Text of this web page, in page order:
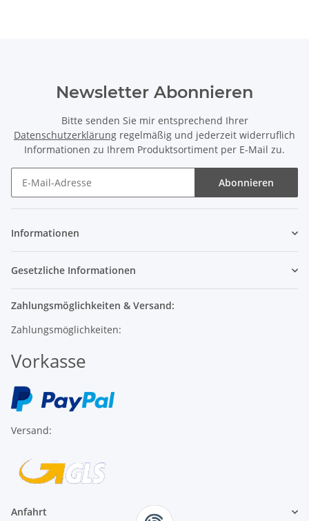
Bitte senden Sie mir entsprechend Ihrer
Datenschutzerklärungregelmäßig und jederzeit widerruflich
Informationen zu Ihrem Produktsortiment per E-Mail zu.
Gesetzliche Informationen
Zahlungsmöglichkeiten & Versand:
Zahlungsmöglichkeiten:
Vorkasse
Versand: